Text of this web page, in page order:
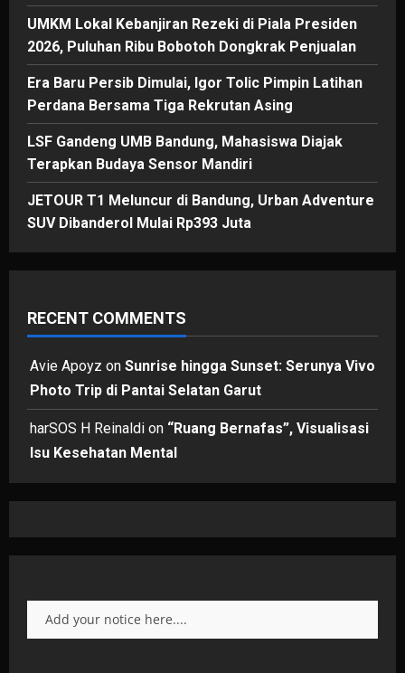
UMKM Lokal Kebanjiran Rezeki di Piala Presiden
2026, Puluhan Ribu Bobotoh Dongkrak Penjualan
Era Baru Persib Dimulai, Igor Tolic Pimpin Latihan
Perdana Bersama Tiga Rekrutan Asing
LSF Gandeng UMB Bandung, Mahasiswa Diajak
Terapkan Budaya Sensor Mandiri
JETOUR T1 Meluncur di Bandung, Urban Adventure
SUV Dibanderol Mulai Rp393 Juta
RECENT COMMENTS
Avie Apoyz on Sunrise hingga Sunset: Serunya Vivo
Photo Trip di Pantai Selatan Garut
harSOS H Reinaldi on “Ruang Bernafas”, Visualisasi
Isu Kesehatan Mental
Add your notice here....